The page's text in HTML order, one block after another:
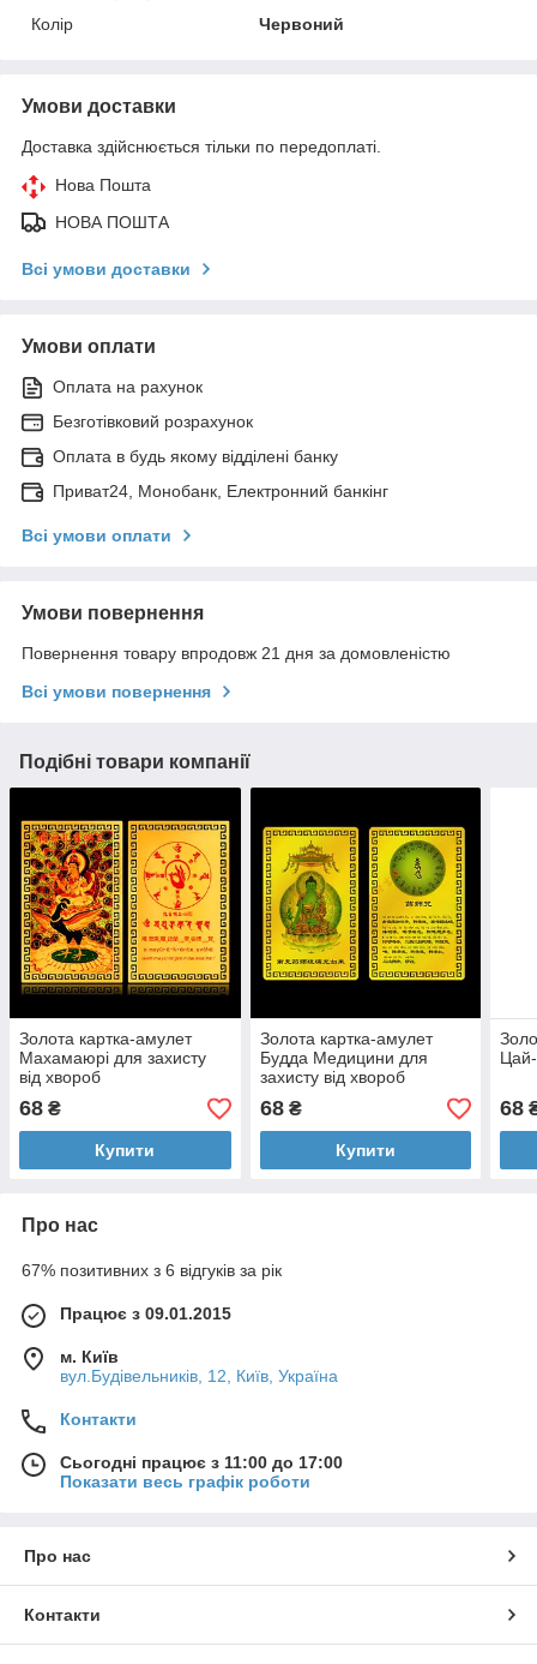
Колір
Червоний
Умови доставки
Доставка здійснюється тільки по передоплаті.
Нова Пошта
НОВА ПОШТА
Всі умови доставки
Умови оплати
Оплата на рахунок
Безготівковий розрахунок
Оплата в будь якому відділені банку
Приват24, Монобанк, Електронний банкінг
Всі умови оплати
Умови повернення
Повернення товару впродовж 21 дня за домовленістю
Всі умови повернення
Подібні товари компанії
Золота картка-амулет
Махамаюрі для захисту
від хвороб
68 ₴
Купити
Золота картка-амулет
Будда Медицини для
захисту від хвороб
68₴
Купити
68
Про нас
67% позитивних з 6 відгуків за рік
Працює з 09.01.2015
м. Київ
вул.Будівельників, 12, Київ, Україна
Контакти
Сьогодні працює з 11:00 до 17:00
Показати весь графік роботи
Про нас
Контакти